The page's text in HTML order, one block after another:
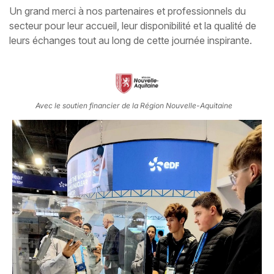
Un grand merci à nos partenaires et professionnels du
secteur pour leur accueil, leur disponibilité et la qualité de
leurs échanges tout au long de cette journée inspirante.
Avec le soutien financier de la Région Nouvelle-Aquitaine